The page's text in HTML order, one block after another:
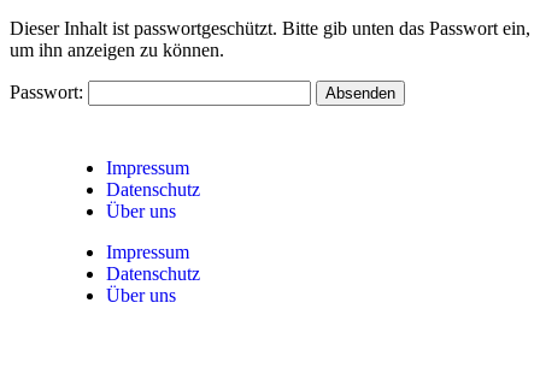
Dieser Inhalt ist passwortgeschützt. Bitte gib unten das Passwort ein,
um ihn anzeigen zu können.
Passwort:
Impressum
Datenschutz
Über uns
Impressum
Datenschutz
Über uns